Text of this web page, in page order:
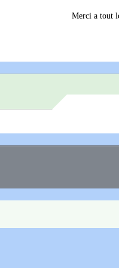
Merci a tout